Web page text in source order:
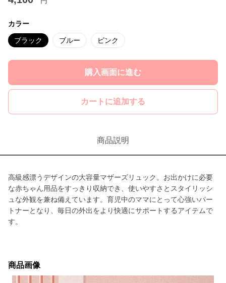
カラー
ブラック ブルー ピンク
購入画面に進む
カートに追加する
商品説明
高級感漂うデザインの大容量マザーズリュック。お出かけに必要
な赤ちゃん用品をすっきり収納でき、使いやすさとスタイリッシ
ュな外観を兼ね備えています。育児中のママにとって心強いパー
トナーとなり、毎日の外出をより快適にサポートするアイテムで
す。
商品画像